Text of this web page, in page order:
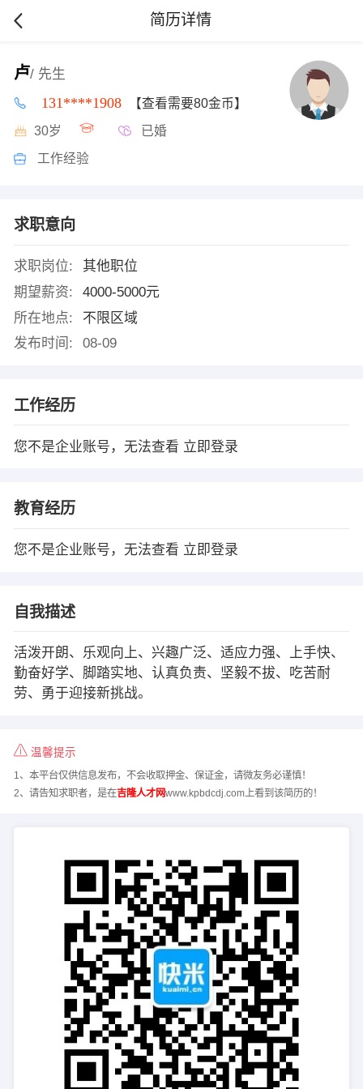
简历详情
卢/ 先生
131****1908 【查看需要80金币】
30岁 已婚
工作经验
求职意向
求职岗位:
其他职位
期望薪资:
4000-5000元
所在地点:
不限区域
发布时间:
08-09
工作经历
您不是企业账号，无法查看 立即登录
教育经历
您不是企业账号，无法查看 立即登录
自我描述
活泼开朗、乐观向上、兴趣广泛、适应力强、上手快、
勤奋好学、脚踏实地、认真负责、坚毅不拔、吃苦耐
劳、勇于迎接新挑战。
温馨提示
1、本平台仅供信息发布，不会收取押金、保证金，请微友务必谨慎！
2、请告知求职者，是在吉隆人才网www.kpbdcdj.com上看到该简历的！